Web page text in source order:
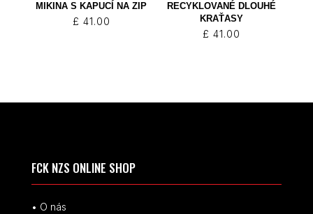
MIKINA S KAPUCÍ NA ZIP
£ 41.00
RECYKLOVANÉ DLOUHÉ
KRAŤASY
£ 41.00
FCK NZS ONLINE SHOP
• O nás